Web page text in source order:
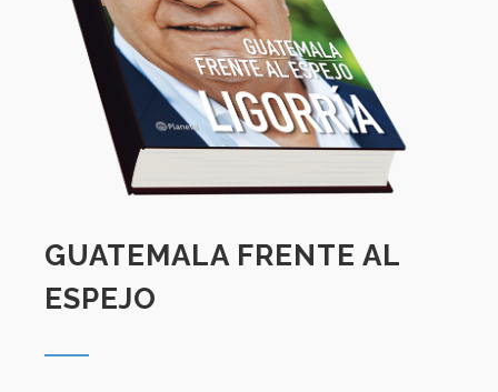
GUATEMALA FRENTE AL
ESPEJO